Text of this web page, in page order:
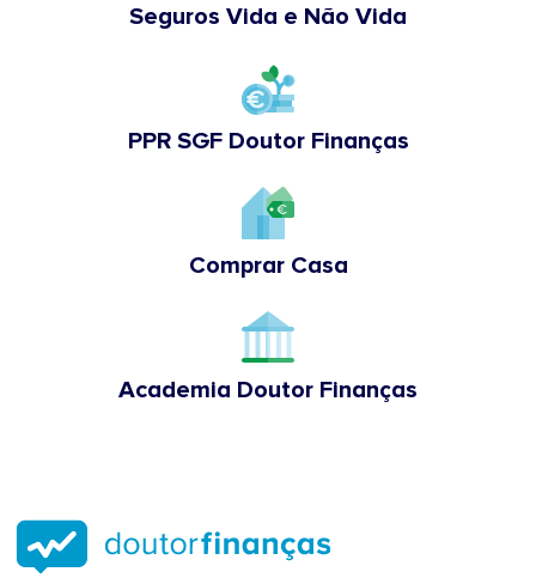
Seguros Vida e Não Vida
PPR SGF Doutor Finanças
Comprar Casa
Academia Doutor Finanças